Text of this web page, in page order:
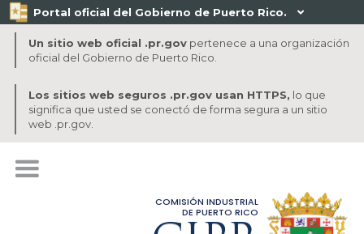
Portal oficial del Gobierno de Puerto Rico. 
Un sitio web oficial .pr.govpertenece a una organización
oficial del Gobierno de Puerto Rico.
Los sitios web seguros .pr.gov usan HTTPS, lo que
significa que usted se conectó de forma segura a un sitio
web .pr.gov.
COMISIÓN INDUSTRIAL
DE PUERTO RICO